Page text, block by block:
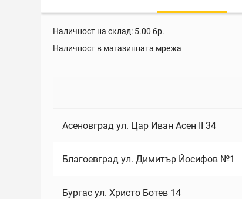
Наличност на склад: 5.00 бр.
Наличност в магазинната мрежа
Асеновград ул. Цар Иван Асен II 34
Благоевград ул. Димитър Йосифов №1
Бургас ул. Христо Ботев 14